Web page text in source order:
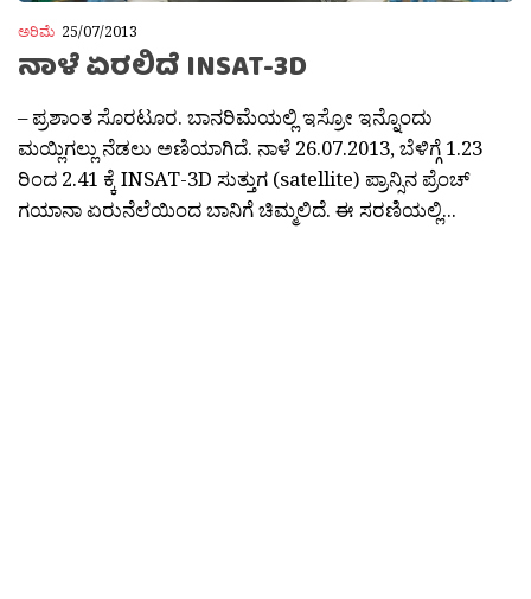
ಅರಿಮೆ 25/07/2013
ನಾಳೆ ಏರಲಿದೆ INSAT-3D
– ಪ್ರಶಾಂತ ಸೊರಟೂರ. ಬಾನರಿಮೆಯಲ್ಲಿ ಇಸ್ರೋ ಇನ್ನೊಂದು
ಮಯ್ಲಿಗಲ್ಲು ನೆಡಲು ಅಣಿಯಾಗಿದೆ. ನಾಳೆ 26.07.2013, ಬೆಳಿಗ್ಗೆ 1.23
ರಿಂದ 2.41 ಕ್ಕೆ INSAT-3D ಸುತ್ತುಗ (satellite) ಪ್ರಾನ್ಸಿನ ಪ್ರೆಂಚ್
ಗಯಾನಾ ಏರುನೆಲೆಯಿಂದ ಬಾನಿಗೆ ಚಿಮ್ಮಲಿದೆ. ಈ ಸರಣಿಯಲ್ಲಿ...